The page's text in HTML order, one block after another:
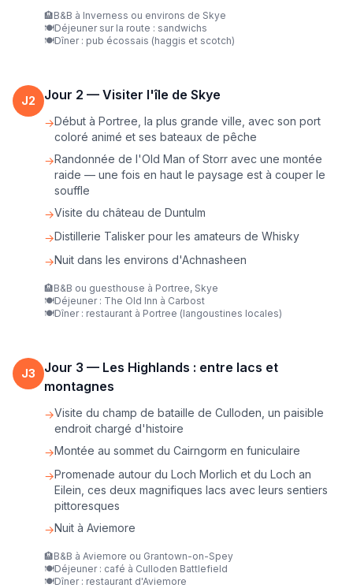
🏨B&B à Inverness ou environs de Skye
🍽️Déjeuner sur la route : sandwichs
🍽️Dîner : pub écossais (haggis et scotch)
J2 Jour 2 — Visiter l'île de Skye
→Début à Portree, la plus grande ville, avec son port
coloré animé et ses bateaux de pêche
→Randonnée de l'Old Man of Storr avec une montée
raide — une fois en haut le paysage est à couper le
souffle
→Visite du château de Duntulm
→Distillerie Talisker pour les amateurs de Whisky
→Nuit dans les environs d'Achnasheen
🏨B&B ou guesthouse à Portree, Skye
🍽️Déjeuner : The Old Inn à Carbost
🍽️Dîner : restaurant à Portree (langoustines locales)
J3 Jour 3 — Les Highlands : entre lacs et
montagnes
→Visite du champ de bataille de Culloden, un paisible
endroit chargé d'histoire
→Montée au sommet du Cairngorm en funiculaire
→Promenade autour du Loch Morlich et du Loch an
Eilein, ces deux magnifiques lacs avec leurs sentiers
pittoresques
→Nuit à Aviemore
🏨B&B à Aviemore ou Grantown-on-Spey
🍽️Déjeuner : café à Culloden Battlefield
🍽️Dîner : restaurant d'Aviemore